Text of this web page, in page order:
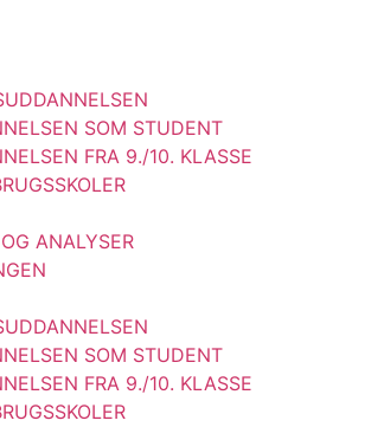
SOM STUDENT
FRA 9./10. KLASSE
ANALYSER
SOM STUDENT
FRA 9./10. KLASSE